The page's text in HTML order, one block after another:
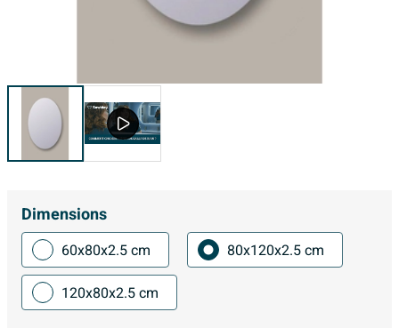
Dimensions
60x80x2.5 cm
80x120x2.5 cm
120x80x2.5 cm